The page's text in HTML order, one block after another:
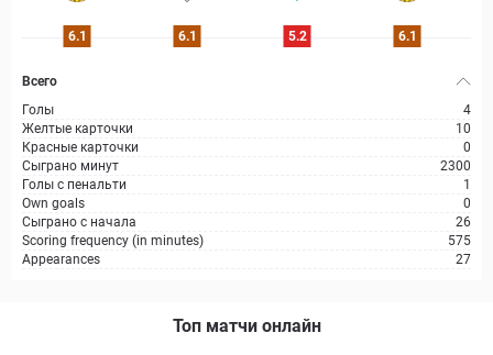
6.1 6.1 5.2 6.1
Всего
Голы
4
Желтые карточки
10
Красные карточки
0
Сыграно минут
2300
Голы с пенальти
1
Own goals
0
Сыграно с начала
26
Scoring frequency (in minutes)
575
Appearances
27
Топ матчи онлайн